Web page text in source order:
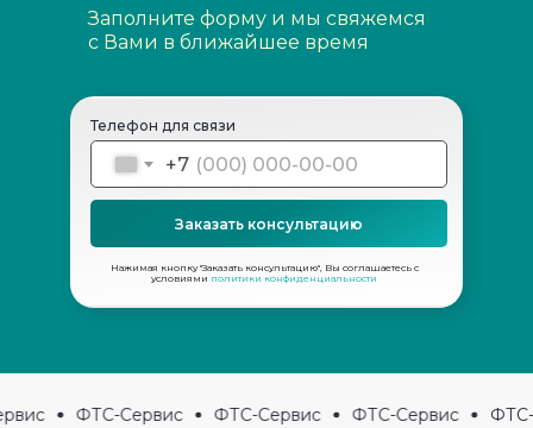
Нажимая кнопку "Заказать консультацию", Вы соглашаетесь с
условиями политики конфиденциальности
Телефон для связи
+7
Заказать консультацию
Заполните форму и мы свяжемся
с Вами в ближайшее время
ФТС-Сервис ФТС-Сервис ФТС-Сервис ФТС-